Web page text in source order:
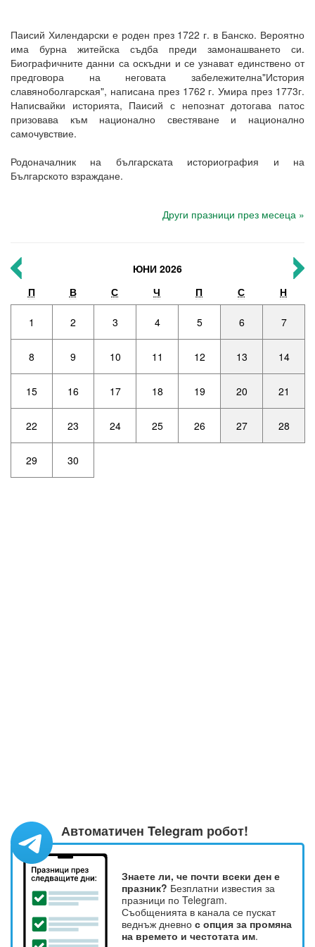
Паисий Хилендарски е роден през 1722 г. в Банско. Вероятно
има бурна житейска съдба преди замонашването си.
Биографичните данни са оскъдни и се узнават единствено от
предговора на неговата забележителна"История
славяноболгарская", написана през 1762 г. Умира през 1773г.
Написвайки историята, Паисий с непознат дотогава патос
призовава към национално свестяване и национално
самочувствие.
Родоначалник на българската историография и на
Българското взраждане.
Други празници през месеца »
ЮНИ 2026
П
В С Ч П С Н
1 2 3 4 5 6 7
8 9 10 11 12 13 14
15 16 17 18 19 20 21
22 23 24 25 26 27 28
29 30
Автоматичен Telegram робот!
Знаете ли, че почти всеки ден е
празник? Безплатни известия за
празници по Telegram.
Съобщенията в канала се пускат
веднъж дневно с опция за промяна
на времето и честотата им.